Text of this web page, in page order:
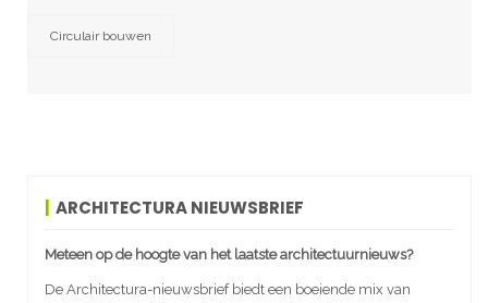
Circulair bouwen
ARCHITECTURA NIEUWSBRIEF
Meteen op de hoogte van het laatste architectuurnieuws?
De Architectura-nieuwsbrief biedt een boeiende mix van